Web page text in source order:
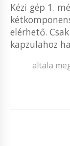
Kézi gép 1.
elérhető.
kapzulahoz
altala